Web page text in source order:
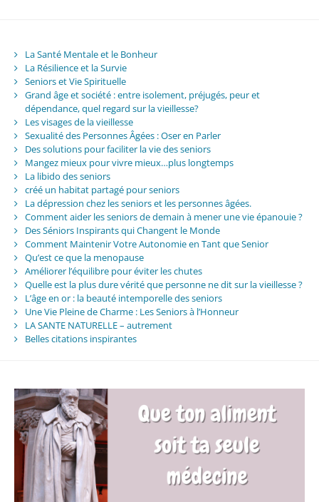
La Santé Mentale et le Bonheur
La Résilience et la Survie
Seniors et Vie Spirituelle
Grand âge et société : entre isolement, préjugés, peur et
dépendance, quel regard sur la vieillesse?
Les visages de la vieillesse
Sexualité des Personnes Âgées : Oser en Parler
Des solutions pour faciliter la vie des seniors
Mangez mieux pour vivre mieux…plus longtemps
La libido des seniors
créé un habitat partagé pour seniors
La dépression chez les seniors et les personnes âgées.
Comment aider les seniors de demain à mener une vie épanouie ?
Des Séniors Inspirants qui Changent le Monde
Comment Maintenir Votre Autonomie en Tant que Senior
Qu’est ce que la menopause
Améliorer l’équilibre pour éviter les chutes
Quelle est la plus dure vérité que personne ne dit sur la vieillesse ?
L’âge en or : la beauté intemporelle des seniors
Une Vie Pleine de Charme : Les Seniors à l’Honneur
LA SANTE NATURELLE – autrement
Belles citations inspirantes